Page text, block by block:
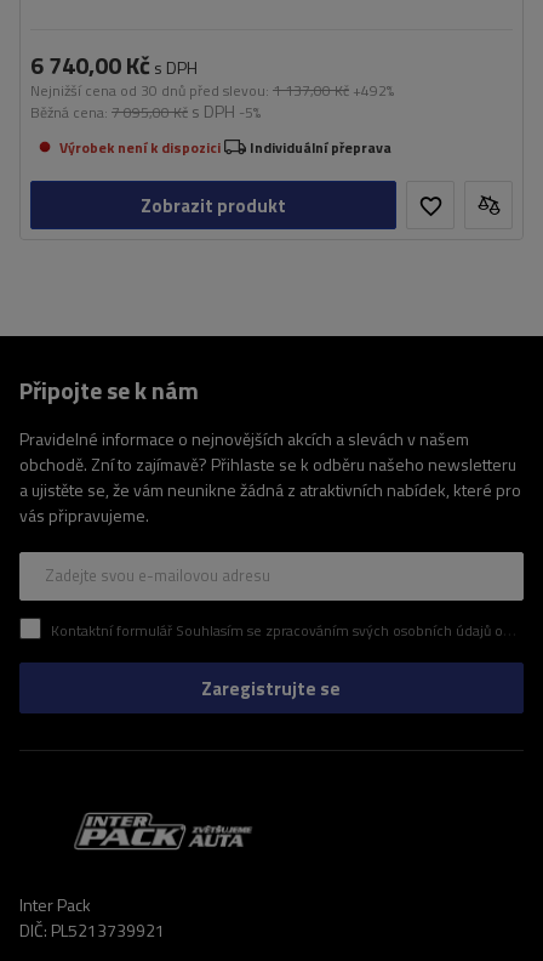
6 740,00 Kč s DPH
Nejnižší cena od 30 dnů před slevou: 1 137,00 Kč +492%
Běžná cena: 7 095,00 Kč s DPH -5%
Výrobek není k dispozici
Individuální přeprava
Zobrazit produkt
Připojte se k nám
Pravidelné informace o nejnovějších akcích a slevách v našem
obchodě. Zní to zajímavě? Přihlaste se k odběru našeho newsletteru
a ujistěte se, že vám neunikne žádná z atraktivních nabídek, které pro
vás připravujeme.
Zadejte svou e-mailovou adresu
Kontaktní formulář Souhlasím se zpracováním svých osobních údajů obsažených v kontaktním formuláři v souladu s nařízením Evropského parlamentu a Rady (EU)
Zaregistrujte se
Inter Pack
DIČ: PL5213739921